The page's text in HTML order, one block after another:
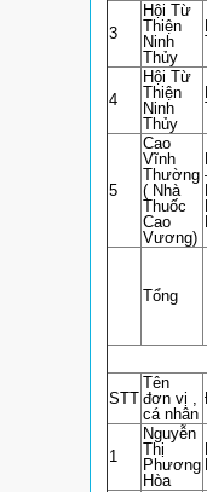
3
Hội Từ
Thiện
Ninh
Thủy
4
Hội Từ
Thiện
Ninh
Thủy
5
Cao
Vĩnh
Thường
( Nhà
Thuốc
Cao
Vương)
Tổng
STT
Tên
đơn vị ,
cá nhân
1
Nguyễn
Thị
Phương
Hòa